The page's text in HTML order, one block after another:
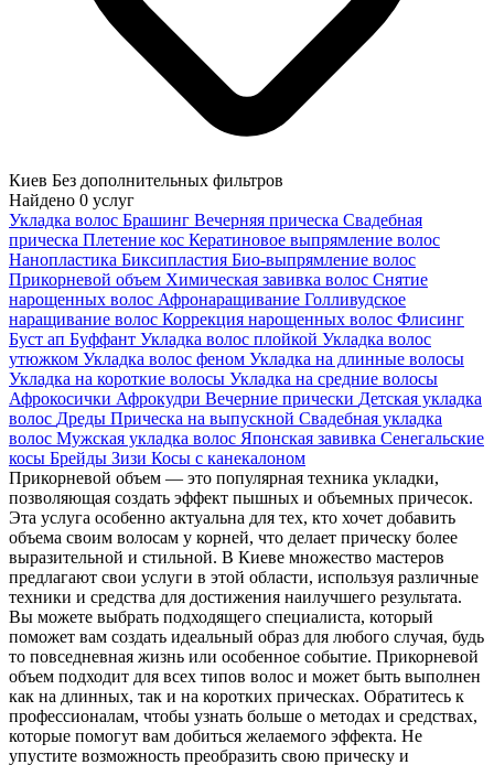
Киев Без дополнительных фильтров
Найдено 0 услуг
Укладка волос Брашинг Вечерняя прическа Свадебная
прическа Плетение кос Кератиновое выпрямление волос
Нанопластика Биксипластия Био-выпрямление волос
Прикорневой объем Химическая завивка волос Снятие
нарощенных волос Афронаращивание Голливудское
наращивание волос Коррекция нарощенных волос Флисинг
Буст ап Буффант Укладка волос плойкой Укладка волос
утюжком Укладка волос феном Укладка на длинные волосы
Укладка на короткие волосы Укладка на средние волосы
Афрокосички Афрокудри Вечерние прически Детская укладка
волос Дреды Прическа на выпускной Свадебная укладка
волос Мужская укладка волос Японская завивка Сенегальские
косы Брейды Зизи Косы с канекалоном
Прикорневой объем — это популярная техника укладки,
позволяющая создать эффект пышных и объемных причесок.
Эта услуга особенно актуальна для тех, кто хочет добавить
объема своим волосам у корней, что делает прическу более
выразительной и стильной. В Киеве множество мастеров
предлагают свои услуги в этой области, используя различные
техники и средства для достижения наилучшего результата.
Вы можете выбрать подходящего специалиста, который
поможет вам создать идеальный образ для любого случая, будь
то повседневная жизнь или особенное событие. Прикорневой
объем подходит для всех типов волос и может быть выполнен
как на длинных, так и на коротких прическах. Обратитесь к
профессионалам, чтобы узнать больше о методах и средствах,
которые помогут вам добиться желаемого эффекта. Не
упустите возможность преобразить свою прическу и